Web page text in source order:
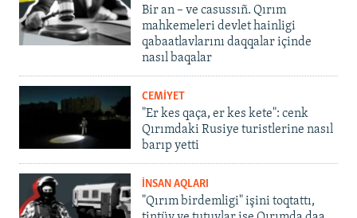
Bir an – ve casussıñ. Qırım
mahkemeleri devlet hainligi
qabaatlavlarını daqqalar içinde
nasıl baqalar
CEMİYET
"Er kes qaça, er kes kete": cenk
Qırımdaki Rusiye turistlerine nasıl
barıp yetti
İNSAN AQLARI
"Qırım birdemligi" işini toqtattı,